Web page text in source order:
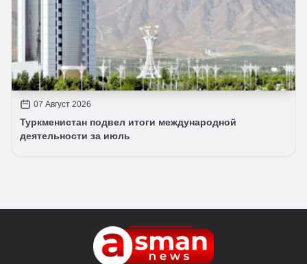
07 Август 2026
Туркменистан подвел итоги международной
деятельности за июль